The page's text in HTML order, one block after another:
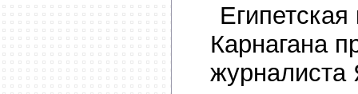
Карнагана
журналиста